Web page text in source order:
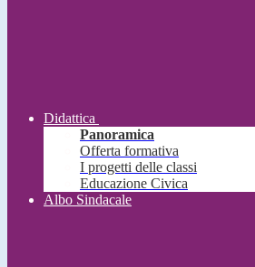
Didattica
Panoramica
Offerta formativa
I progetti delle classi
Educazione Civica
Albo Sindacale